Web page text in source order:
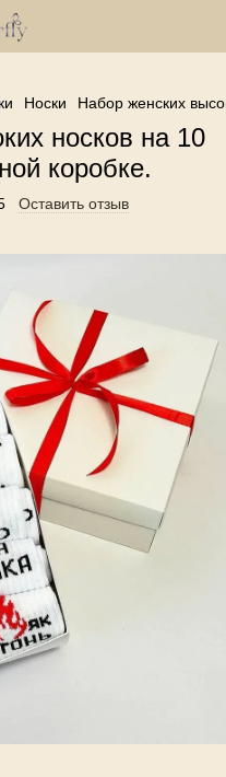
Носки Набор женских
носков на 10
коробке.
Оставить отзыв